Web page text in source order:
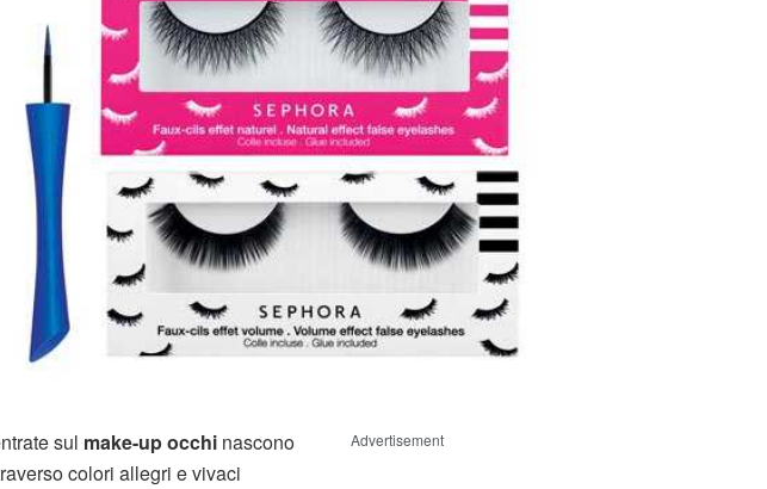
sul make-up occhi nascono
colori allegri e vivaci
Advertisement